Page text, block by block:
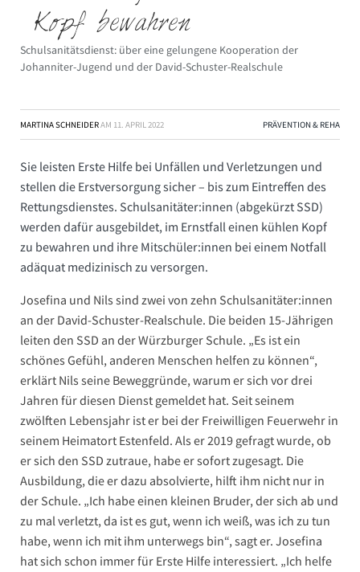
Kopf bewahren
Schulsanitätsdienst: über eine gelungene Kooperation der
Johanniter-Jugend und der David-Schuster-Realschule
MARTINA SCHNEIDERAM 11. APRIL 2022 PRÄVENTION & REHA
Sie leisten Erste Hilfe bei Unfällen und Verletzungen und
stellen die Erstversorgung sicher – bis zum Eintreffen des
Rettungsdienstes. Schulsanitäter:innen (abgekürzt SSD)
werden dafür ausgebildet, im Ernstfall einen kühlen Kopf
zu bewahren und ihre Mitschüler:innen bei einem Notfall
adäquat medizinisch zu versorgen.
Josefina und Nils sind zwei von zehn Schulsanitäter:innen
an der David-Schuster-Realschule. Die beiden 15-Jährigen
leiten den SSD an der Würzburger Schule. „Es ist ein
schönes Gefühl, anderen Menschen helfen zu können“,
erklärt Nils seine Beweggründe, warum er sich vor drei
Jahren für diesen Dienst gemeldet hat. Seit seinem
zwölften Lebensjahr ist er bei der Freiwilligen Feuerwehr in
seinem Heimatort Estenfeld. Als er 2019 gefragt wurde, ob
er sich den SSD zutraue, habe er sofort zugesagt. Die
Ausbildung, die er dazu absolvierte, hilft ihm nicht nur in
der Schule. „Ich habe einen kleinen Bruder, der sich ab und
zu mal verletzt, da ist es gut, wenn ich weiß, was ich zu tun
habe, wenn ich mit ihm unterwegs bin“, sagt er. Josefina
hat sich schon immer für Erste Hilfe interessiert. „Ich helfe